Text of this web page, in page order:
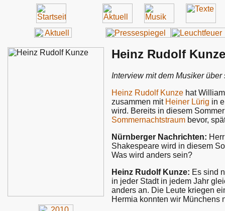
Heinz Rudolf
Interview mit dem Musiker
Heinz Rudolf Kunze hat
zusammen mit Heiner Lürig in
wird. Bereits in diesem
Sommernachtstraum bevor,
Nürnberger Nachrichten:
Shakespeare wird in diesem
Was wird anders sein?
Heinz Rudolf Kunze: Es sind
in jeder Stadt in jedem Jahr
anders an. Die Leute kriegen
Hermia konnten wir Münchens